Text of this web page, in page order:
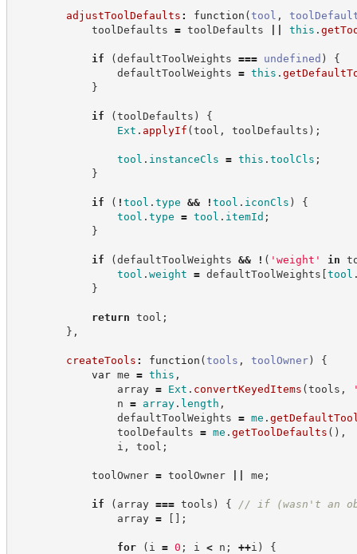
adjustToolDefaults : function (tool ,
toolDefaults = toolDefaults this .
if (defaultToolWeights === undefined )
{
defaultToolWeights = this .
}
if (toolDefaults )
{
Ext . applyIf (tool , toolDefaults ) ;
tool . instanceCls = this . toolCls ;
}
if ( ! tool . type && ! tool . iconCls )
{
tool . type = tool . itemId ;
}
if (defaultToolWeights && ! ( ' weight ' in
tool . weight = defaultToolWeights [tool
}
return tool ;
} ,
createTools : function (tools , toolOwner)
{
var me = this ,
array = Ext . convertKeyedItems (tools ,
n = array. length ,
defaultToolWeights = me .
toolDefaults = me . getToolDefaults ( ) ,
i , tool ;
toolOwner = toolOwner me ;
if ( array === tools ) { // if (wasn't an
array = [ ] ;
for ( i = 0 ; i < n ; ++i )
{